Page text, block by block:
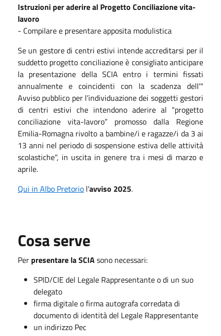
Istruzioni per aderire al Progetto Conciliazione vita-
lavoro
- Compilare e presentare apposita modulistica
Se un gestore di centri estivi intende accreditarsi per il
suddetto progetto conciliazione è consigliato anticipare
la presentazione della SCIA entro i termini fissati
annualmente e coincidenti con la scadenza dell'"
Avviso pubblico per l’individuazione dei soggetti gestori
di centri estivi che intendono aderire al “progetto
conciliazione vita-lavoro” promosso dalla Regione
Emilia-Romagna rivolto a bambine/i e ragazze/i da 3 ai
13 anni nel periodo di sospensione estiva delle attività
scolastiche", in uscita in genere tra i mesi di marzo e
aprile.
Qui in Albo Pretorio l'avviso 2025.
Cosa serve
Per presentare la SCIAsono necessari:
SPID/CIE del Legale Rappresentante o di un suo
delegato
firma digitale o firma autografa corredata di
documento di identità del Legale Rappresentante
un indirizzo Pec